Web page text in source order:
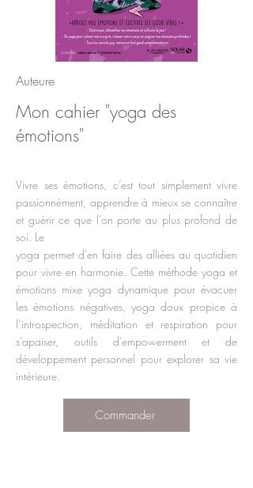
Auteure
Mon cahier "yoga des
émotions"
Vivre ses émotions, c’est tout simplement vivre
passionnément, apprendre à mieux se connaître
et guérir ce que l’on porte au plus profond de
soi. Le
yoga permet d’en faire des alliées au quotidien
pour vivre en harmonie. Cette méthode yoga et
émotions mixe yoga dynamique pour évacuer
les émotions négatives, yoga doux propice à
l’introspection, méditation et respiration pour
s’apaiser, outils d’empowerment et de
développement personnel pour explorer sa vie
intérieure.
Commander